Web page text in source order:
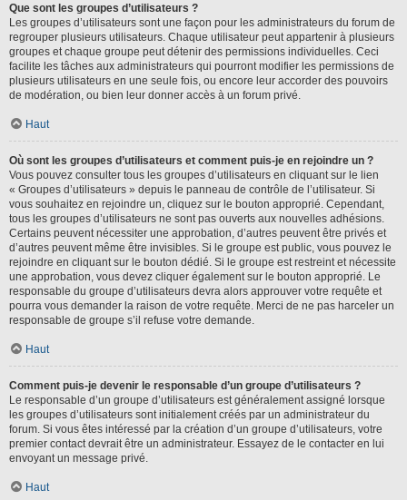
Que sont les groupes d’utilisateurs ?
Les groupes d’utilisateurs sont une façon pour les administrateurs du forum de
regrouper plusieurs utilisateurs. Chaque utilisateur peut appartenir à plusieurs
groupes et chaque groupe peut détenir des permissions individuelles. Ceci
facilite les tâches aux administrateurs qui pourront modifier les permissions de
plusieurs utilisateurs en une seule fois, ou encore leur accorder des pouvoirs
de modération, ou bien leur donner accès à un forum privé.
Haut
Où sont les groupes d’utilisateurs et comment puis-je en rejoindre un ?
Vous pouvez consulter tous les groupes d’utilisateurs en cliquant sur le lien
« Groupes d’utilisateurs » depuis le panneau de contrôle de l’utilisateur. Si
vous souhaitez en rejoindre un, cliquez sur le bouton approprié. Cependant,
tous les groupes d’utilisateurs ne sont pas ouverts aux nouvelles adhésions.
Certains peuvent nécessiter une approbation, d’autres peuvent être privés et
d’autres peuvent même être invisibles. Si le groupe est public, vous pouvez le
rejoindre en cliquant sur le bouton dédié. Si le groupe est restreint et nécessite
une approbation, vous devez cliquer également sur le bouton approprié. Le
responsable du groupe d’utilisateurs devra alors approuver votre requête et
pourra vous demander la raison de votre requête. Merci de ne pas harceler un
responsable de groupe s’il refuse votre demande.
Haut
Comment puis-je devenir le responsable d’un groupe d’utilisateurs ?
Le responsable d’un groupe d’utilisateurs est généralement assigné lorsque
les groupes d’utilisateurs sont initialement créés par un administrateur du
forum. Si vous êtes intéressé par la création d’un groupe d’utilisateurs, votre
premier contact devrait être un administrateur. Essayez de le contacter en lui
envoyant un message privé.
Haut